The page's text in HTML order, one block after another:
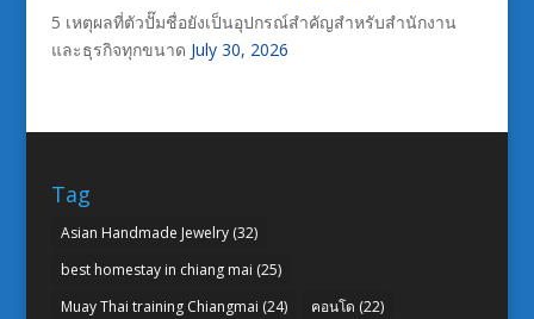
5 เหตุผลที่ตัวปั๊มชื่อยังเป็นอุปกรณ์สำคัญสำหรับสำนักงาน
และธุรกิจทุกขนาด July 30, 2026
Tag
Asian Handmade Jewelry(32)
best homestay in chiang mai (25)
Muay Thai training Chiangmai (24) คอนโด (22)